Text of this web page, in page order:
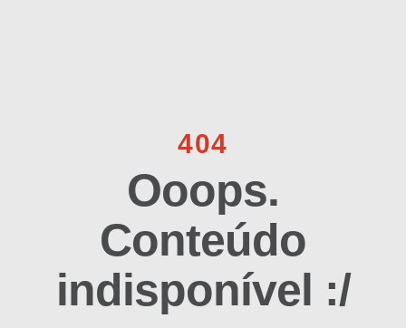
404
Ooops.
Conteúdo
indisponível :/